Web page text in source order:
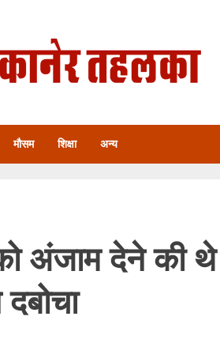
मौसम शिक्षा अन्य
अंजाम देने की थे